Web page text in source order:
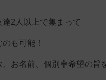
達2人以上で集まって
も可能！
、お名前、個別卓希望の旨